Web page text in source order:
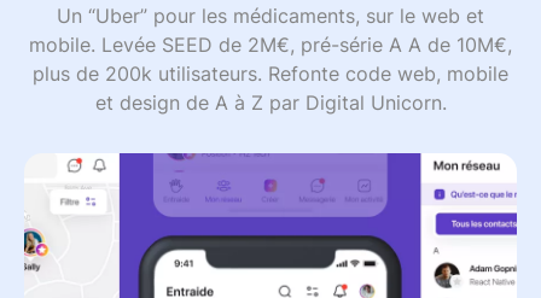
Un “Uber” pour les médicaments, sur le web et
mobile. Levée SEED de 2M€, pré-série A A de 10M€,
plus de 200k utilisateurs. Refonte code web, mobile
et design de A à Z par Digital Unicorn.